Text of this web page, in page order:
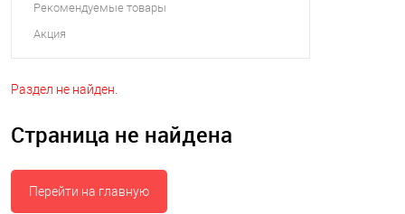
Рекомендуемые товары
Акция
Раздел не найден.
Страница не найдена
Перейти на главную